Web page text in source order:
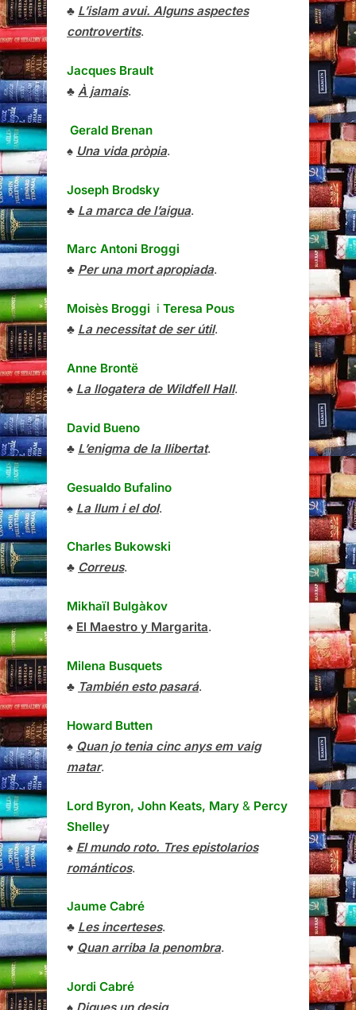
♣ L’islam avui. Alguns aspectes
controvertits.
Jacques Brault
♣ À jamais.
Gerald Brenan
♠ Una vida pròpia.
Joseph Brodsky
♣ La marca de l’aigua.
Marc Antoni Broggi
♣ Per una mort apropiada.
Moisès Broggi i Teresa Pous
♣ La necessitat de ser útil.
Anne Brontë
♠ La llogatera de Wildfell Hall.
David Bueno
♣ L’enigma de la llibertat.
Gesualdo Bufalino
♠ La llum i el dol.
Charles Bukowski
♣ Correus.
Mikhaïl Bulgàkov
♠ El Maestro y Margarita.
Milena Busquets
♣ También esto pasará.
Howard Butten
♠ Quan jo tenia cinc anys em vaig
matar.
Lord Byron, John Keats, Mary & Percy
Shelley
♠ El mundo roto. Tres epistolarios
románticos.
Jaume Cabré
♣ Les incerteses.
♥ Quan arriba la penombra.
Jordi Cabré